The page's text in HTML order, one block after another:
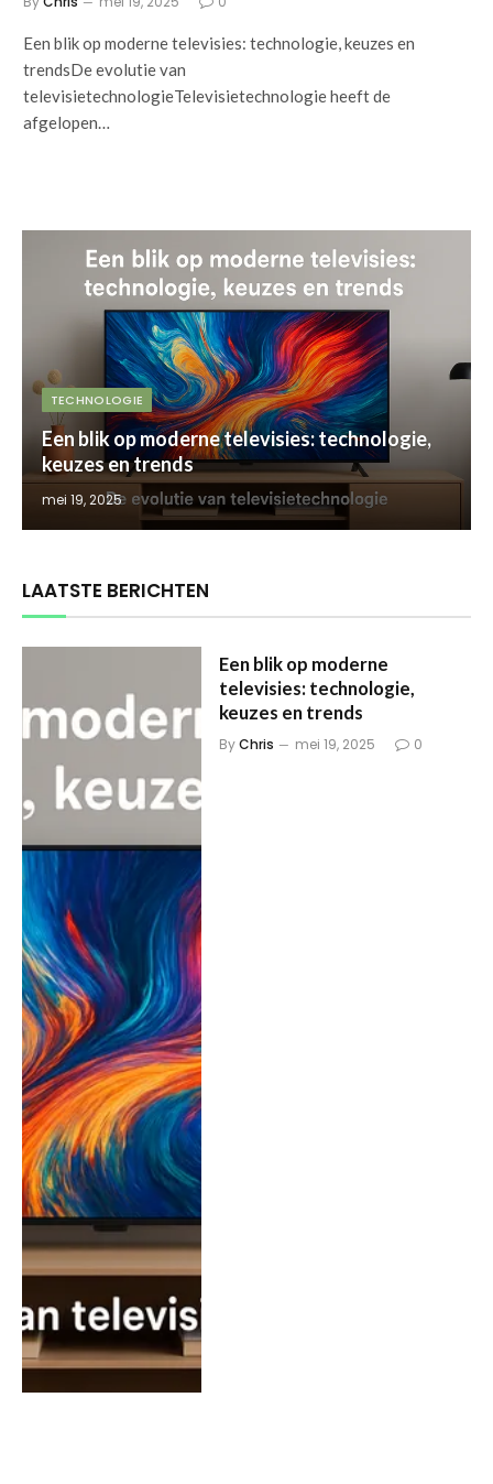
Een blik op moderne televisies: technologie, keuzes en
trendsDe evolutie van
televisietechnologieTelevisietechnologie heeft de
afgelopen…
TECHNOLOGIE
Een blik op moderne televisies: technologie,
keuzes en trends
mei 19, 2025
LAATSTE BERICHTEN
Een blik op moderne
televisies: technologie,
keuzes en trends
ByChris mei 19, 2025 0